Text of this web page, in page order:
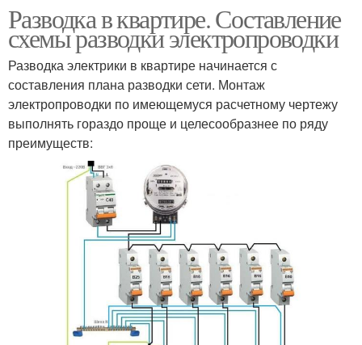
Разводка в квартире. Составление
схемы разводки электропроводки
Разводка электрики в квартире начинается с
составления плана разводки сети. Монтаж
электропроводки по имеющемуся расчетному чертежу
выполнять гораздо проще и целесообразнее по ряду
преимуществ: